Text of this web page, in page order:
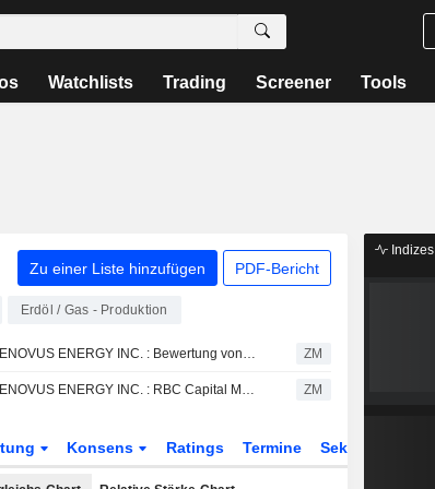
Watchlists Trading Screener Tools
Zu einer Liste hinzufügen PDF-Bericht
Erdöl / Gas - Produktion
CENOVUS ENERGY INC. : Bewertung von RBC Capital Markets kaufen ZM
CENOVUS ENERGY INC. : RBC Capital Markets bekräftigt seine Kaufempfehlung ZM
Konsens Ratings Termine Sektor
Indizes